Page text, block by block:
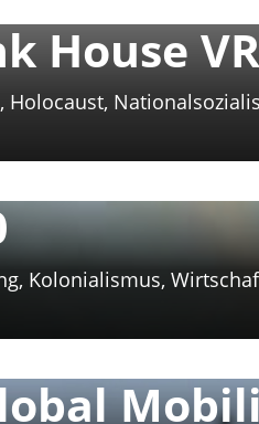
House VR
Holocaust,
Kolonialismus,